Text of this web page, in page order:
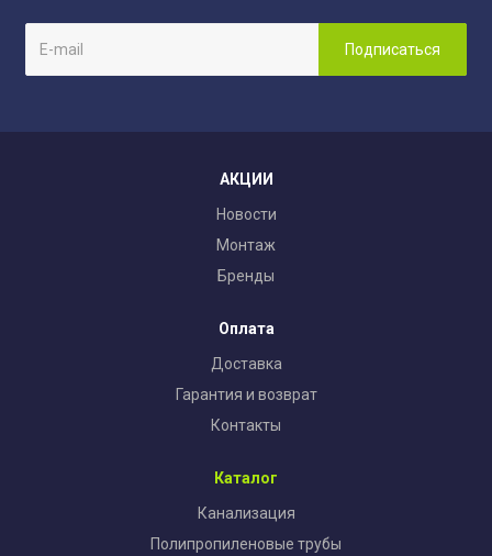
АКЦИИ
Новости
Монтаж
Бренды
Оплата
Доставка
Гарантия и возврат
Контакты
Каталог
Канализация
Полипропиленовые трубы